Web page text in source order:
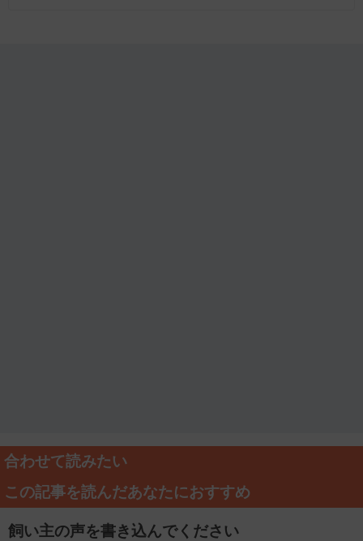
合わせて読みたい
この記事を読んだあなたにおすすめ
飼い主の声を書き込んでください